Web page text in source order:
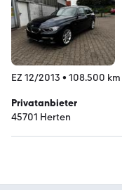
EZ 12/2013 • 108.500 km
Privatanbieter
45701 Herten